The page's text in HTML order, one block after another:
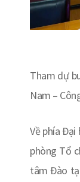
Tham dự
Nam –
Về phía Đại
phòng Tổ
tâm Đào